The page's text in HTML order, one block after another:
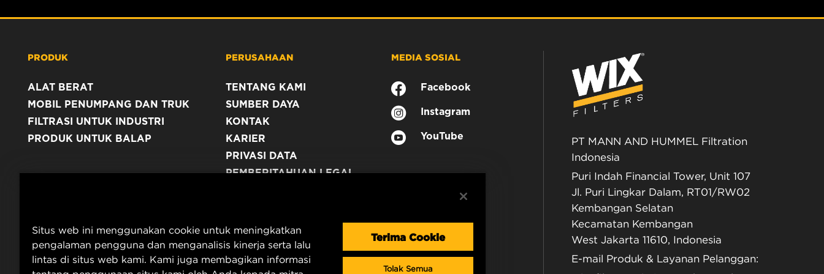
PRODUK
ALAT BERAT
MOBIL PENUMPANG DAN TRUK
FILTRASI UNTUK INDUSTRI
PRODUK UNTUK BALAP
PERUSAHAAN
TENTANG KAMI
SUMBER DAYA
KONTAK
KARIER
PRIVASI DATA
PEMBERITAHUAN LEGAL
MEDIA SOSIAL
Facebook
Instagram
YouTube
PT MANN AND HUMMEL Filtration
Indonesia
Puri Indah Financial Tower, Unit 107
Jl. Puri Lingkar Dalam, RT01/RW02
Kembangan Selatan
Kecamatan Kembangan
West Jakarta 11610, Indonesia
E-mail Produk & Layanan Pelanggan:
Situs web ini menggunakan cookie untuk meningkatkan
pengalaman pengguna dan menganalisis kinerja serta lalu
lintas di situs web kami. Kami juga membagikan informasi
Terima Cookie
Tolak Semua